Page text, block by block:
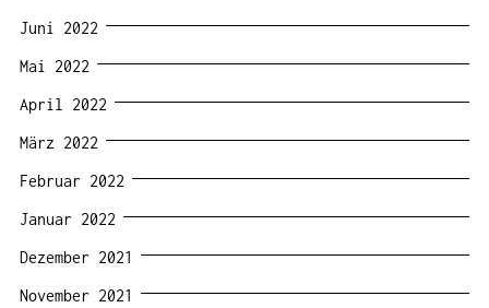
Juni 2022
Mai 2022
April 2022
März 2022
Februar 2022
Januar 2022
Dezember 2021
November 2021